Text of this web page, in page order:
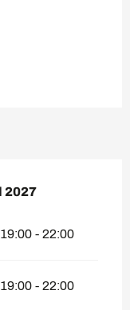
2027
2027
19:00 - 22:00
19:00 - 22:00